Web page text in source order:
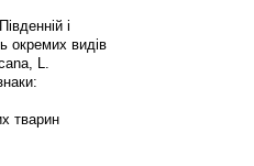
і
окремих видів
L.
тварин